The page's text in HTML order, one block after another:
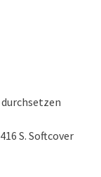
S. Softcover